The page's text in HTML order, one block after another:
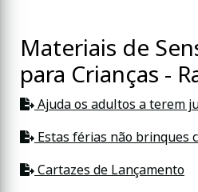
Materiais de
para Crianças -
Ajuda os adultos a terem
Estas férias não brinques
Cartazes de Lançamento